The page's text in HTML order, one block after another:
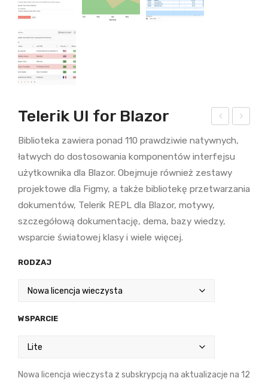
WP
Telerik UI for Blazor
Biblioteka zawiera ponad 110 prawdziwie natywnych,
łatwych do dostosowania komponentów interfejsu
użytkownika dla Blazor. Obejmuje również zestawy
projektowe dla Figmy, a także bibliotekę przetwarzania
dokumentów, Telerik REPL dla Blazor, motywy,
szczegółową dokumentację, dema, bazy wiedzy,
wsparcie światowej klasy i wiele więcej.
RODZAJ
WSPARCIE
Nowa licencja wieczysta z subskrypcją na aktualizacje na 12